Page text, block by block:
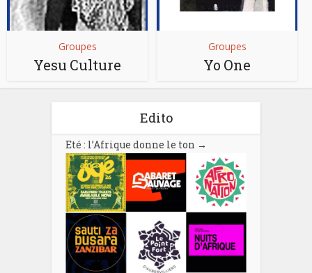
Groupes
Yesu Culture
Groupes
Yo One
Edito
Eté : l’Afrique donne le ton →